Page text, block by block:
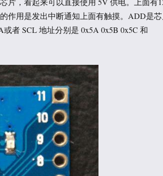
作用是发出中断通知上面有触摸。ADD是
者 SCL 地址分别是 0x5A 0x5B 0x5C 和